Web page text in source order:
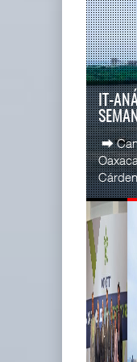
LA
TREN...
La